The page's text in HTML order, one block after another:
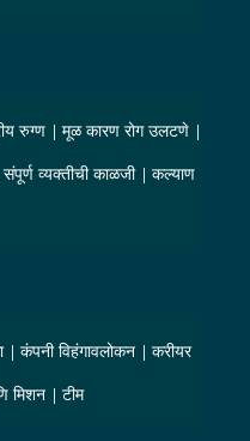
रुग्ण
मूळ कारण रोग उलटणे
संपूर्ण व्यक्तीची काळजी
कल्याण
कंपनी विहंगावलोकन
करीयर
मिशन टीम